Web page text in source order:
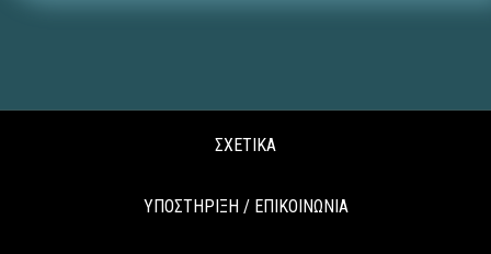
ΣΧΕΤΙΚΑ
ΥΠΟΣΤΗΡΙΞΗ / ΕΠΙΚΟΙΝΩΝΙΑ